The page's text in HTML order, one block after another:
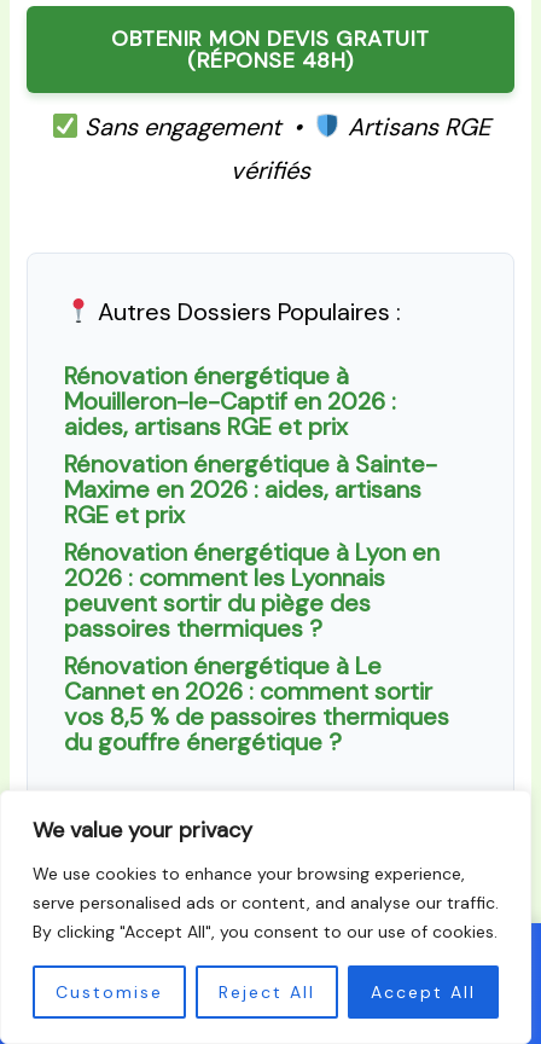
We value your privacy
We use cookies to enhance your browsing experience,
serve personalised ads or content, and analyse our traffic.
By clicking "Accept All", you consent to our use of cookies.
Customise Reject All Accept All
OBTENIR MON DEVIS GRATUIT
(RÉPONSE 48H)
Sans engagement •
Artisans RGE
vérifiés
Autres Dossiers Populaires :
Rénovation énergétique à
Mouilleron-le-Captif en 2026 :
aides, artisans RGE et prix
Rénovation énergétique à Sainte-
Maxime en 2026 : aides, artisans
RGE et prix
Rénovation énergétique à Lyon en
2026 : comment les Lyonnais
peuvent sortir du piège des
passoires thermiques ?
Rénovation énergétique à Le
Cannet en 2026 : comment sortir
vos 8,5 % de passoires thermiques
du gouffre énergétique ?
Article Précédent Article Suivant
Obtenir mes devis →